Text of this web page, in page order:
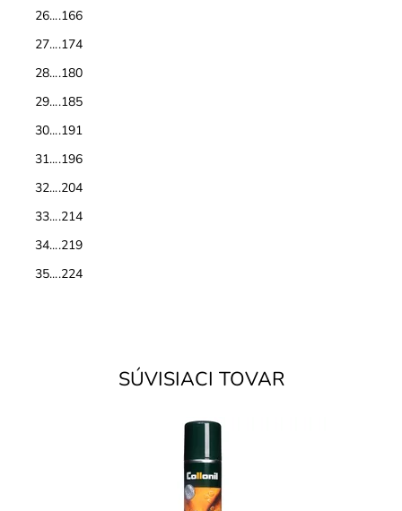
26....166
27....174
28....180
29....185
30....191
31....196
32....204
33....214
34....219
35....224
SÚVISIACI TOVAR
- WATERSTOP + UV ochrana na usňovú kožu. Ochráni
kožu pred poškodením vodou a uv-žiarením.